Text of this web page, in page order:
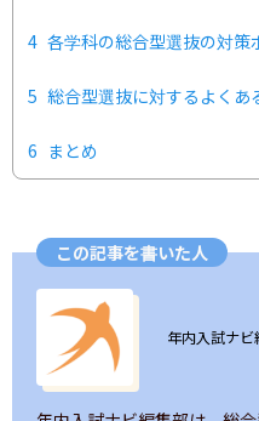
4 各学科の総合型選抜の対策
5 総合型選抜に対するよくあ
6 まとめ
この記事を書いた人
ユーザー画像の背景
年内入試ナビ